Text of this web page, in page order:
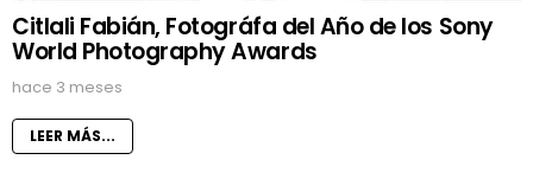
Citlali Fabián, Fotográfa del Año de los Sony
World Photography Awards
hace 3 meses
LEER MÁS...